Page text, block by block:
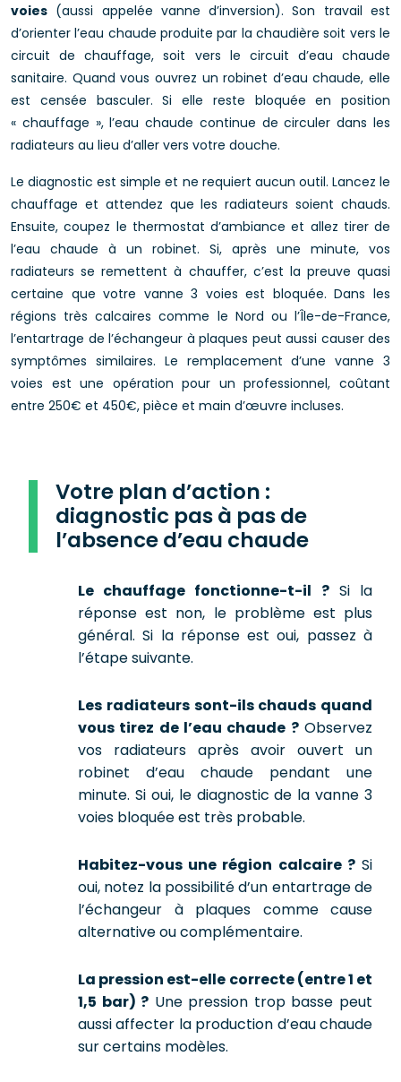
voies (aussi appelée vanne d’inversion). Son travail est
d’orienter l’eau chaude produite par la chaudière soit vers le
circuit de chauffage, soit vers le circuit d’eau chaude
sanitaire. Quand vous ouvrez un robinet d’eau chaude, elle
est censée basculer. Si elle reste bloquée en position
« chauffage », l’eau chaude continue de circuler dans les
radiateurs au lieu d’aller vers votre douche.
Le diagnostic est simple et ne requiert aucun outil. Lancez le
chauffage et attendez que les radiateurs soient chauds.
Ensuite, coupez le thermostat d’ambiance et allez tirer de
l’eau chaude à un robinet. Si, après une minute, vos
radiateurs se remettent à chauffer, c’est la preuve quasi
certaine que votre vanne 3 voies est bloquée. Dans les
régions très calcaires comme le Nord ou l’Île-de-France,
l’entartrage de l’échangeur à plaques peut aussi causer des
symptômes similaires. Le remplacement d’une vanne 3
voies est une opération pour un professionnel, coûtant
entre 250€ et 450€, pièce et main d’œuvre incluses.
Votre plan d’action :
diagnostic pas à pas de
l’absence d’eau chaude
Le chauffage fonctionne-t-il ?Si la
réponse est non, le problème est plus
général. Si la réponse est oui, passez à
l’étape suivante.
Les radiateurs sont-ils chauds quand
vous tirez de l’eau chaude ?Observez
vos radiateurs après avoir ouvert un
robinet d’eau chaude pendant une
minute. Si oui, le diagnostic de la vanne 3
voies bloquée est très probable.
Habitez-vous une région calcaire ?Si
oui, notez la possibilité d’un entartrage de
l’échangeur à plaques comme cause
alternative ou complémentaire.
La pression est-elle correcte (entre 1 et
1,5 bar) ? Une pression trop basse peut
aussi affecter la production d’eau chaude
sur certains modèles.